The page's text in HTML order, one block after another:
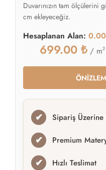
Duvarınızın tam ölçülerini
cm ekleyeceğiz.
Hesaplanan Alan:
699.00 ₺ / m2
✔ Sipariş Üzerine
✔ Premium
✔ Hızlı Teslimat